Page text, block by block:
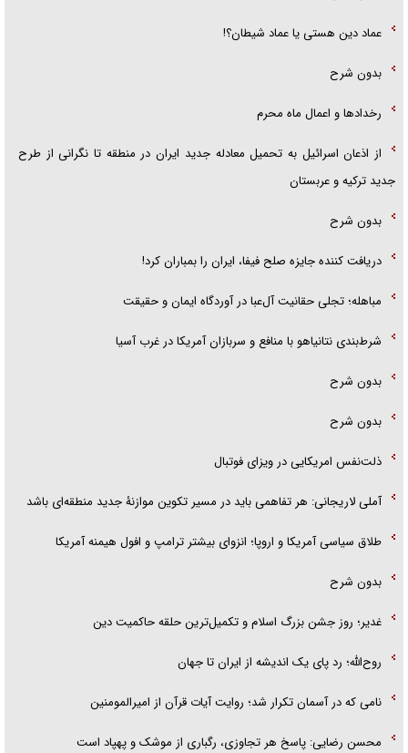
عماد دین هستی یا عماد شیطان؟!
بدون شرح
رخداد‌ها و اعمال ماه محرم
از اذعان اسرائیل به تحمیل معادله جدید ایران در منطقه تا نگرانی از طرح
جدید ترکیه و عربستان
بدون شرح
دریافت کننده جایزه صلح فیفا، ایران را بمباران کرد!
مباهله؛ تجلی حقانیت آل‌عبا در آوردگاه ایمان و حقیقت
شرط‌بندی نتانیاهو با منافع و سربازان آمریکا در غرب آسیا
بدون شرح
بدون شرح
ذلت‌نفس امریکایی در ویزای فوتبال
آملی لاریجانی: هر تفاهمی باید در مسیر تکوین موازنۀ جدید منطقه‌ای باشد
طلاق سیاسی آمریکا و اروپا؛ انزوای بیشتر ترامپ و افول هیمنه آمریکا
بدون شرح
غدیر؛ روز جشن بزرگ اسلام و تکمیل‌ترین حلقه حاکمیت دین
روح‌الله؛ رد پای یک اندیشه از ایران تا جهان
نامی که در آسمان تکرار شد؛ روایت آیات قرآن از امیرالمومنین
محسن رضایی: پاسخ هر تجاوزی، رگباری از موشک و پهپاد است